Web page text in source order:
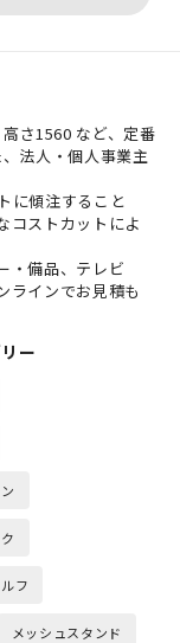
さ1560 など、定番
法人・個人事業主
に傾注すること
コストカットによ
・備品、テレビ
ラインでお見積も
ー
フ
メッシュスタンド